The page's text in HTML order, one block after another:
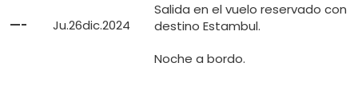
—- Ju.26dic.2024
Salida en el vuelo reservado con
destino Estambul.
Noche a bordo.